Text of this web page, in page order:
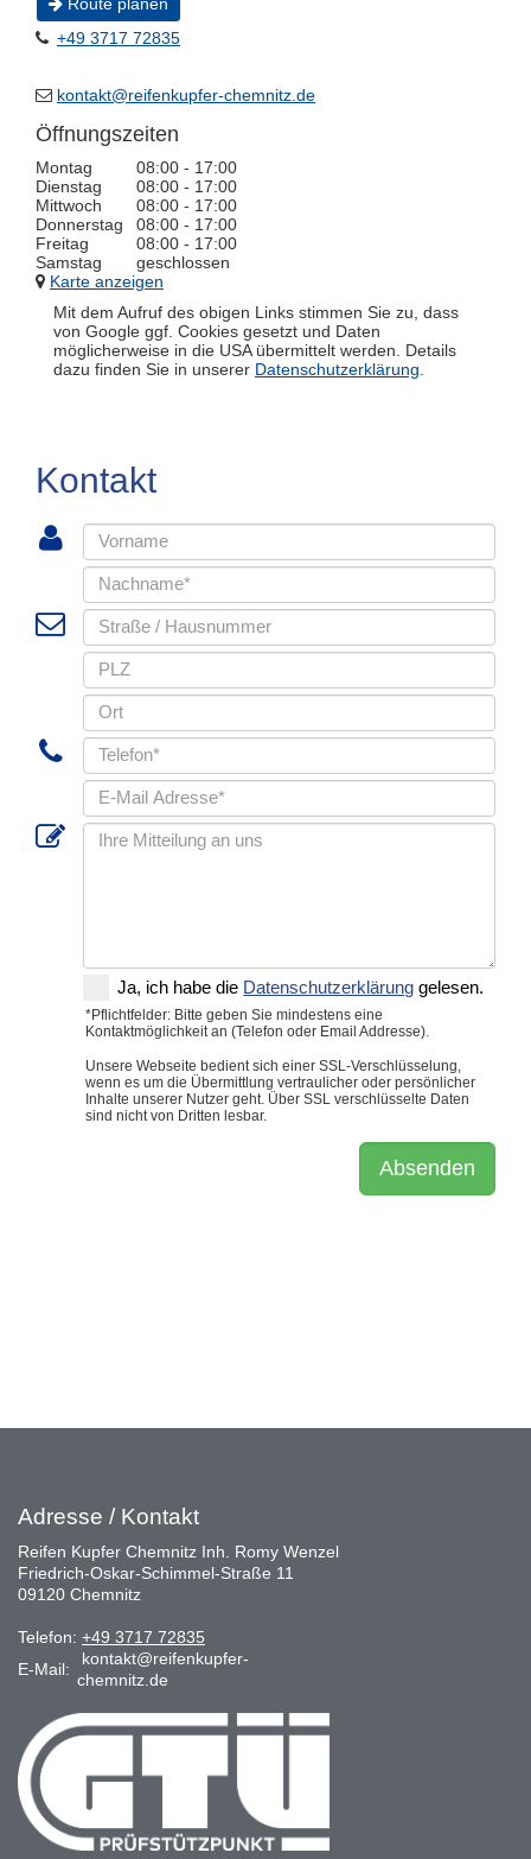
Route planen
+49 3717 72835
kontakt@reifenkupfer-chemnitz.de
Öffnungszeiten
Montag
08:00 - 17:00
Dienstag
08:00 - 17:00
Mittwoch
08:00 - 17:00
Donnerstag
08:00 - 17:00
Freitag
08:00 - 17:00
Samstag
geschlossen
Karte anzeigen
Mit dem Aufruf des obigen Links stimmen Sie zu, dass
von Google ggf. Cookies gesetzt und Daten
möglicherweise in die USA übermittelt werden. Details
dazu finden Sie in unserer Datenschutzerklärung.
Adresse / Kontakt
Reifen Kupfer Chemnitz Inh. Romy Wenzel
Friedrich-Oskar-Schimmel-Straße 11
09120 Chemnitz
Telefon: +49 3717 72835
E-Mail:
kontakt@reifenkupfer-
chemnitz.de